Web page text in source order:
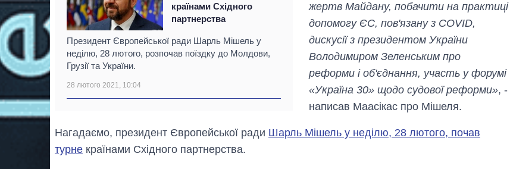
країнами Східного
партнерства
Президент Європейської ради Шарль Мішель у
неділю, 28 лютого, розпочав поїздку до Молдови,
Грузії та України.
28 лютого 2021, 10:04
жертв Майдану, побачити на практиці
допомогу ЄС, пов'язану з COVID,
дискусії з президентом України
Володимиром Зеленським про
реформи і об'єднання, участь у форумі
«Україна 30» щодо судової реформи», -
написав Маасікас про Мішеля.
Нагадаємо, президент Європейської ради Шарль Мішель у неділю, 28 лютого, почав
турне країнами Східного партнерства.
Вісім масованих
ударів по Україні
за літо: Київ та
область стали
головною ціллю